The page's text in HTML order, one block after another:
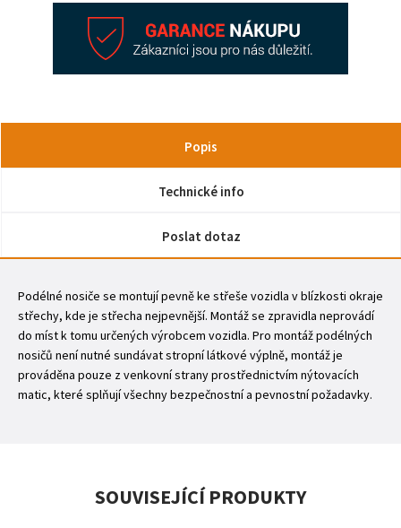
Popis
Technické info
Poslat dotaz
Podélné nosiče se montují pevně ke střeše vozidla v blízkosti okraje
střechy, kde je střecha nejpevnější. Montáž se zpravidla neprovádí
do míst k tomu určených výrobcem vozidla. Pro montáž podélných
nosičů není nutné sundávat stropní látkové výplně, montáž je
prováděna pouze z venkovní strany prostřednictvím nýtovacích
matic, které splňují všechny bezpečnostní a pevnostní požadavky.
SOUVISEJÍCÍ PRODUKTY